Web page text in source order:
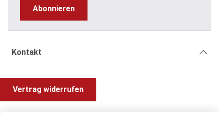
Abonnieren
Kontakt
Vertrag widerrufen